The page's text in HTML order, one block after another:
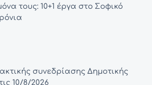
τους: 10+1 έργα στο Σοφικό
συνεδρίασης Δημοτικής
10/8/2026